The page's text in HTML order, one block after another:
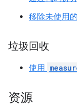
移除未使用
垃圾回收
使用
资源